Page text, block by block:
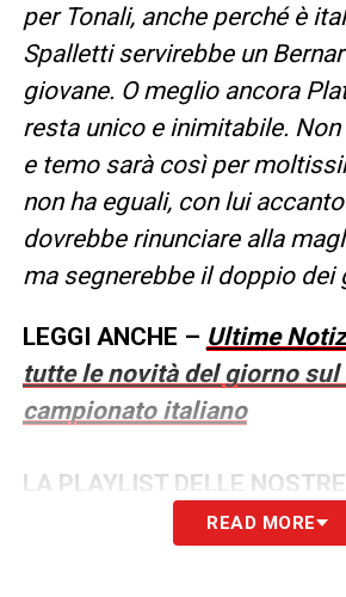
per Tonali, anche perché è
Spalletti servirebbe un
giovane. O meglio ancora
resta unico e inimitabile.
e temo sarà così per
non ha eguali, con lui
dovrebbe rinunciare alla
ma segnerebbe il doppio dei
LEGGI ANCHE – Ultime
tutte le novità del giorno sul
campionato italiano
LA PLAYLIST DELLE
READ MORE